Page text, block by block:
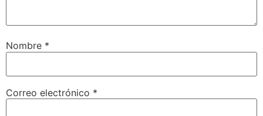
Nombre *
Correo electrónico *